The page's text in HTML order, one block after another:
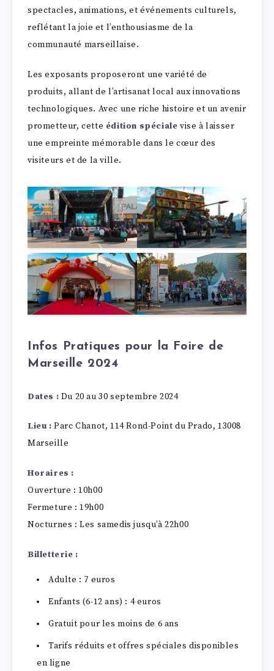
spectacles, animations, et événements culturels,
reflétant la joie et l’enthousiasme de la
communauté marseillaise.
Les exposants proposeront une variété de
produits, allant de l’artisanat local aux innovations
technologiques. Avec une riche histoire et un avenir
prometteur, cette édition spéciale vise à laisser
une empreinte mémorable dans le cœur des
visiteurs et de la ville.
Infos Pratiques pour la Foire de
Marseille 2024
Dates : Du 20 au 30 septembre 2024
Lieu : Parc Chanot, 114 Rond-Point du Prado, 13008
Marseille
Horaires :
Ouverture : 10h00
Fermeture : 19h00
Nocturnes : Les samedis jusqu’à 22h00
Billetterie :
Adulte : 7 euros
Enfants (6-12 ans) : 4 euros
Gratuit pour les moins de 6 ans
Tarifs réduits et offres spéciales disponibles
en ligne